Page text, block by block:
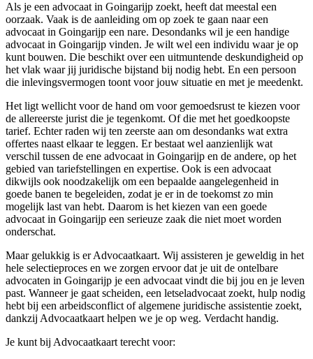
Als je een advocaat in Goingarijp zoekt, heeft dat meestal een
oorzaak. Vaak is de aanleiding om op zoek te gaan naar een
advocaat in Goingarijp een nare. Desondanks wil je een handige
advocaat in Goingarijp vinden. Je wilt wel een individu waar je op
kunt bouwen. Die beschikt over een uitmuntende deskundigheid op
het vlak waar jij juridische bijstand bij nodig hebt. En een persoon
die inlevingsvermogen toont voor jouw situatie en met je meedenkt.
Het ligt wellicht voor de hand om voor gemoedsrust te kiezen voor
de allereerste jurist die je tegenkomt. Of die met het goedkoopste
tarief. Echter raden wij ten zeerste aan om desondanks wat extra
offertes naast elkaar te leggen. Er bestaat wel aanzienlijk wat
verschil tussen de ene advocaat in Goingarijp en de andere, op het
gebied van tariefstellingen en expertise. Ook is een advocaat
dikwijls ook noodzakelijk om een bepaalde aangelegenheid in
goede banen te begeleiden, zodat je er in de toekomst zo min
mogelijk last van hebt. Daarom is het kiezen van een goede
advocaat in Goingarijp een serieuze zaak die niet moet worden
onderschat.
Maar gelukkig is er Advocaatkaart. Wij assisteren je geweldig in het
hele selectieproces en we zorgen ervoor dat je uit de ontelbare
advocaten in Goingarijp je een advocaat vindt die bij jou en je leven
past. Wanneer je gaat scheiden, een letseladvocaat zoekt, hulp nodig
hebt bij een arbeidsconflict of algemene juridische assistentie zoekt,
dankzij Advocaatkaart helpen we je op weg. Verdacht handig.
Je kunt bij Advocaatkaart terecht voor: